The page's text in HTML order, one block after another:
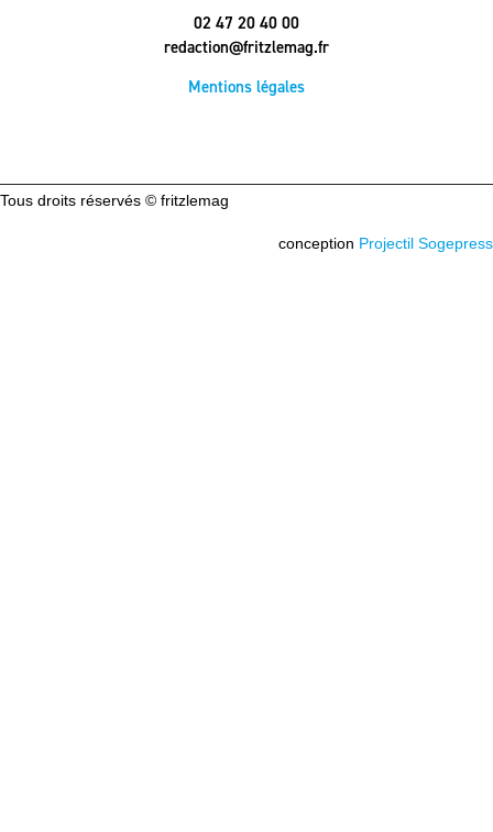
02 47 20 40 00
redaction@fritzlemag.fr
Mentions légales
Tous droits réservés © fritzlemag
conception Projectil Sogepress